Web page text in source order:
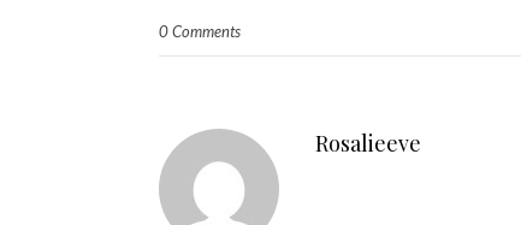
0 Comments
Rosalieeve